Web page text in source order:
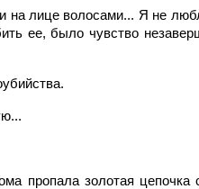
на лице волосами... Я не
ее, было чувство
пропала золотая цепочка